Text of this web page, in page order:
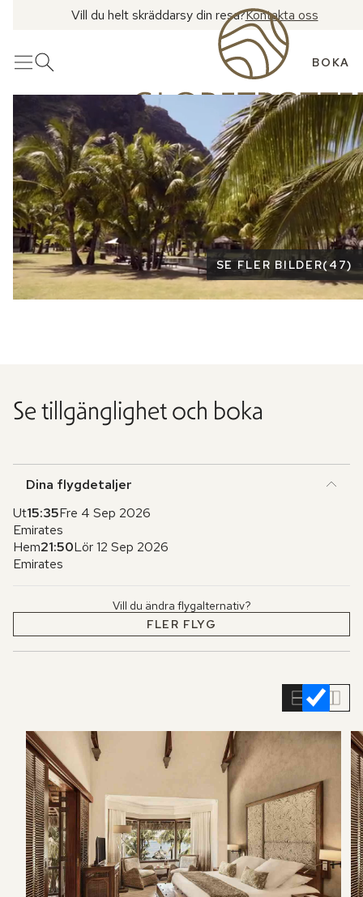
Vill du helt skräddarsy din resa?Kontakta oss
MenyÖppna sök BOKA
Se fler bilder
SE FLER BILDER(47)
Se tillgänglighet och boka
Dina flygdetaljer
Ut15:35Fre 4 Sep 2026
Emirates
Hem21:50Lör 12 Sep 2026
Emirates
Vill du ändra flygalternativ?
FLER FLYG